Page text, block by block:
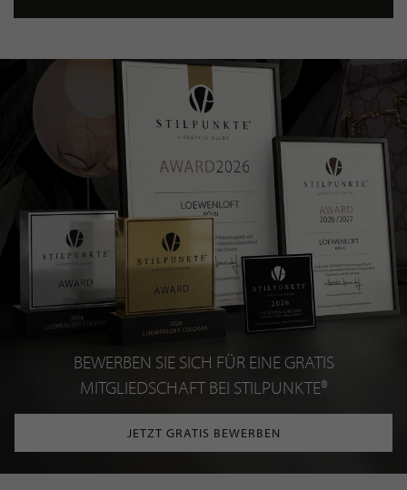
BEWERBEN SIE SICH FÜR EINE GRATIS
MITGLIEDSCHAFT BEI STILPUNKTE®
JETZT GRATIS BEWERBEN